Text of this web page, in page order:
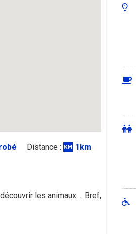
Distance :
1km
les animaux…. Bref,